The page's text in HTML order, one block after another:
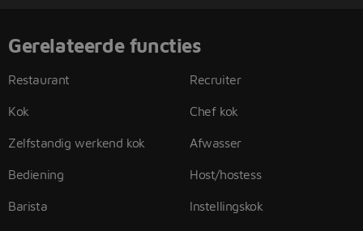
Gerelateerde functies
Restaurant
Kok
Zelfstandig werkend kok
Bediening
Barista
Recruiter
Chef kok
Afwasser
Host/hostess
Instellingskok